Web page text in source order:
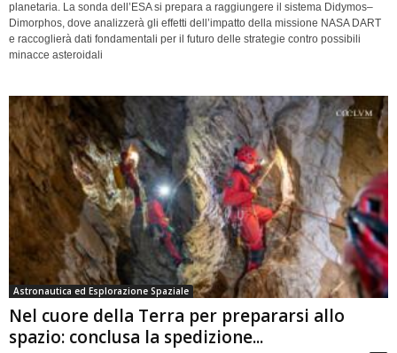
planetaria. La sonda dell’ESA si prepara a raggiungere il sistema Didymos–
Dimorphos, dove analizzerà gli effetti dell’impatto della missione NASA DART
e raccoglierà dati fondamentali per il futuro delle strategie contro possibili
minacce asteroidali
Astronautica ed Esplorazione Spaziale
Nel cuore della Terra per prepararsi allo
spazio: conclusa la spedizione...